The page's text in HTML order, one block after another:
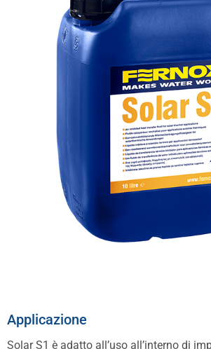
Applicazione
Solar S1 è adatto all’uso all’interno di